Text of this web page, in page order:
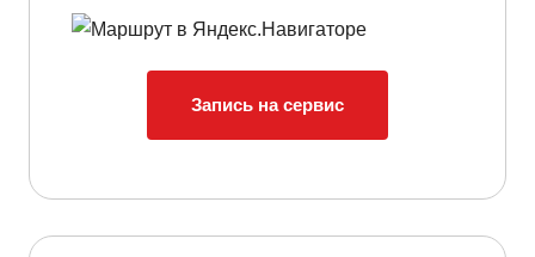
Запись на сервис